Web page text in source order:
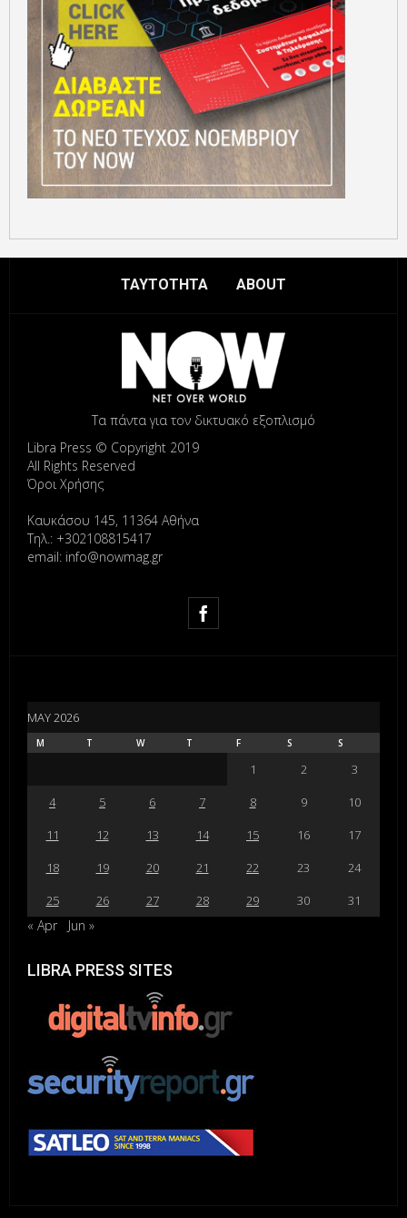
ΤΑΥΤΟΤΗΤΑ ABOUT
Τα πάντα για τον δικτυακό εξοπλισμό
Libra Press © Copyright 2019
All Rights Reserved
Όροι Χρήσης
Καυκάσου 145, 11364 Αθήνα
Τηλ.: +302108815417
email: info@nowmag.gr
MAY 2026
M T W T F S S
1 2
3
4
5 6 7 8 9
10
11
12 13 14 15 16
17
18
19 20 21 22 23
24
25
26 27 28 29 30 31
« Apr Jun »
LIBRA PRESS SITES